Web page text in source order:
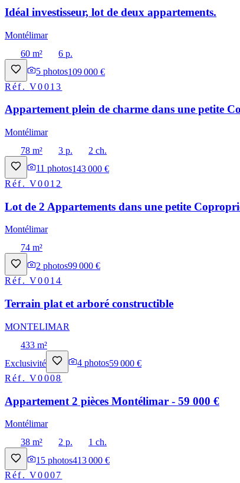
Idéal investisseur, lot de deux appartements.
Montélimar
60 m²
6 p.
5 photos109 000 €
Réf.V0013
Appartement plein de charme dans une petite
Montélimar
78 m²
3 p.
2 ch.
11 photos143 000 €
Réf.V0012
Lot de 2 Appartements dans une petite
Montélimar
74 m²
2 photos99 000 €
Réf.V0014
Terrain plat et arboré constructible
MONTELIMAR
433 m²
Exclusivité
4 photos59 000 €
Réf.V0008
Appartement 2 pièces Montélimar - 59 000 €
Montélimar
38 m²
2 p.
1 ch.
15 photos413 000 €
Réf.V0007